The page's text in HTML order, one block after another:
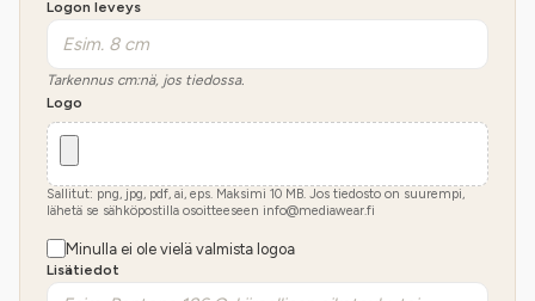
Logon leveys
Tarkennus cm:nä, jos tiedossa.
Logo
Sallitut: png, jpg, pdf, ai, eps. Maksimi 10 MB. Jos tiedosto on suurempi,
lähetä se sähköpostilla osoitteeseen info@mediawear.fi
Minulla ei ole vielä valmista logoa
Lisätiedot